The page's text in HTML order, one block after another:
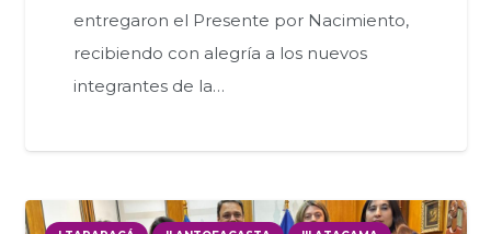
entregaron el Presente por Nacimiento,
recibiendo con alegría a los nuevos
integrantes de la…